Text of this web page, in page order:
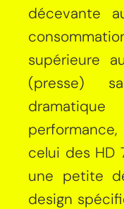
décevante
supérieure
(presse)
celui des HD
une petite
design